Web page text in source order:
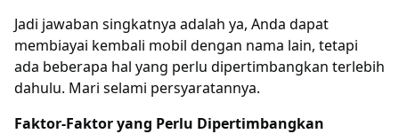
Jadi jawaban singkatnya adalah ya, Anda dapat
membiayai kembali mobil dengan nama lain, tetapi
ada beberapa hal yang perlu dipertimbangkan terlebih
dahulu. Mari selami persyaratannya.
Faktor-Faktor yang Perlu Dipertimbangkan